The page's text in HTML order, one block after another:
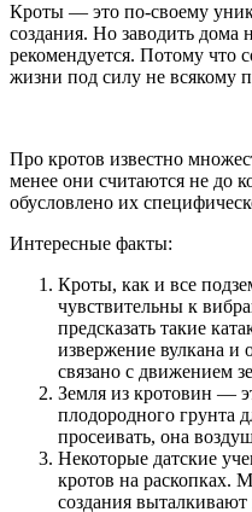
Кроты — это по-своему
создания. Но заводить
рекомендуется. Потому что
жизни под силу не всякому
Про кротов известно
менее они считаются не до
обусловлено их
Интересные факты:
Кроты, как и все
чувствительны к
предсказать такие
извержение вулкана и
связано с движением
Земля из кротовин —
плодородного грунта
просеивать, она
Некоторые датские
кротов на раскопках.
создания